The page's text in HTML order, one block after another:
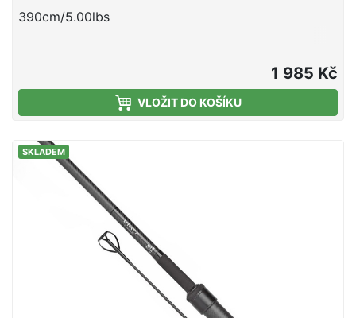
390cm/5.00lbs
1 985 Kč
VLOŽIT DO KOŠÍKU
SKLADEM